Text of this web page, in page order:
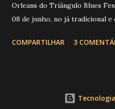
Orleans do Triângulo Blues
08 de junho, no já tradicional e
Foto: https://
internacionais, gastronomia,
COMPARTILHAR 3